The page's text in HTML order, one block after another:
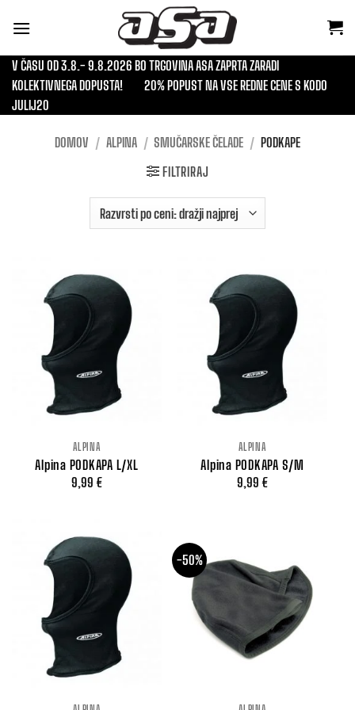
V ČASU OD 3.8.- 9.8.2026 BO TRGOVINA ASA ZAPRTA ZARADI
KOLEKTIVNEGA DOPUSTA!
20% POPUST NA VSE REDNE CENE S KODO
JULIJ20
DOMOV / ALPINA / SMUČARSKE ČELADE / PODKAPE
FILTRIRAJ
ALPINA
Alpina PODKAPA L/XL
9,99 €
ALPINA
Alpina PODKAPA S/M
9,99 €
-50%